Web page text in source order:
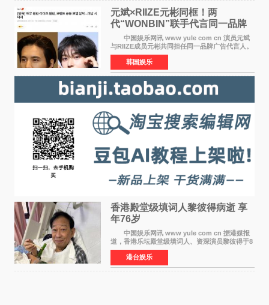
元斌×RIIZE元彬同框！两
代“WONBIN”联手代言同一品牌
颜值天花板合体
中国娱乐网讯 www yule com cn 演员元斌
与RIIZE成员元彬共同担任同一品牌广告代言人。
6日据独家报道，继演员元斌之后，RIIZE元彬最
近也被选为某在线中介平台A公司的共同广告代言
人，两人将作
韩国娱乐
香港殿堂级填词人黎彼得病逝 享
年76岁​
中国娱乐网讯 www yule com cn 据港媒报
道，香港乐坛殿堂级填词人、资深演员黎彼得于8
月5日上午因病离世，终年76岁。好友钟志光透
露，黎彼得今年3月中风后便卧床休养，身体机能
持续衰退，最
港台娱乐